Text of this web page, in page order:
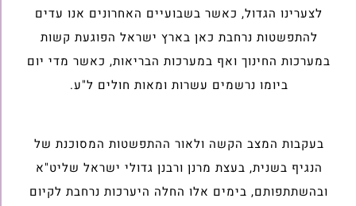
לצערינו הגדול, כאשר בשבועיים האחרונים אנו עדים
להתפשטות נרחבת כאן בארץ ישראל הפוגעת קשות
במערכות החינוך ואף במערכות הבריאות, כאשר מדי יום
ביומו נרשמים עשרות ומאות חולים ל"ע.
בעקבות המצב הקשה ולאור ההתפשטות המסוכנת של
הנגיף בשנית, בעצת מרנן ורבנן גדולי ישראל שליט"א
ובהשתתפותם, בימים אלו החלה היערכות נרחבת לקיום